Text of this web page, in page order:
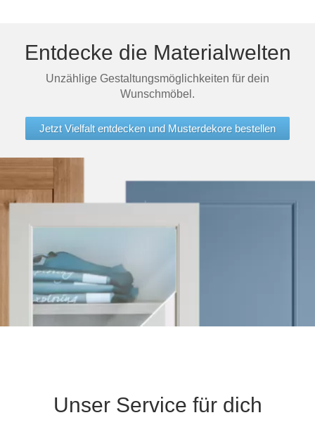
Entdecke die Materialwelten
Unzählige Gestaltungsmöglichkeiten für dein
Wunschmöbel.
Jetzt Vielfalt entdecken und Musterdekore bestellen
Unser Service für dich